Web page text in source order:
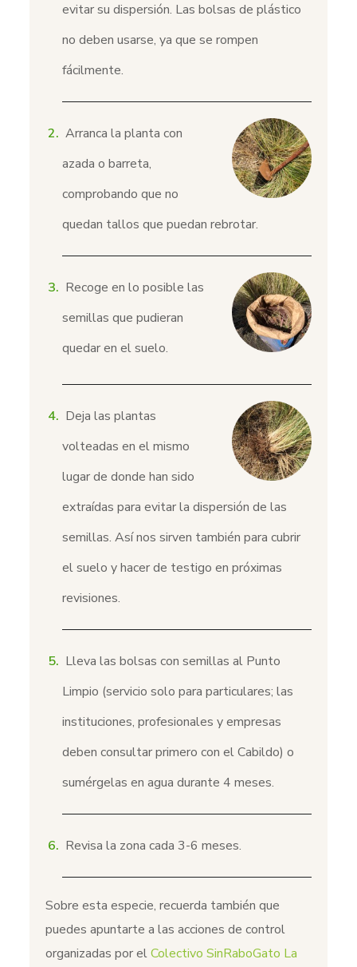
evitar su dispersión. Las bolsas de plástico
no deben usarse, ya que se rompen
fácilmente.
Arranca la planta con
azada o barreta,
comprobando que no
quedan tallos que puedan rebrotar.
Recoge en lo posible las
semillas que pudieran
quedar en el suelo.
Deja las plantas
volteadas en el mismo
lugar de donde han sido
extraídas para evitar la dispersión de las
semillas. Así nos sirven también para cubrir
el suelo y hacer de testigo en próximas
revisiones.
Lleva las bolsas con semillas al Punto
Limpio (servicio solo para particulares; las
instituciones, profesionales y empresas
deben consultar primero con el Cabildo) o
sumérgelas en agua durante 4 meses.
Revisa la zona cada 3-6 meses.
Sobre esta especie, recuerda también que
puedes apuntarte a las acciones de control
organizadas por elColectivo SinRaboGato La